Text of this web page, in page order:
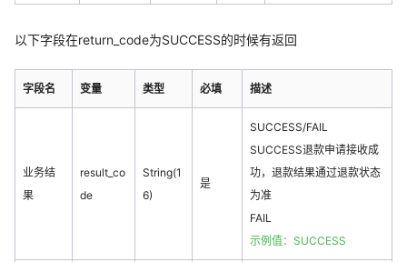
以下字段在return_code为SUCCESS的时候有返回
字段名 变量 类型 必填 描述
业务结
果
result_co
de
String(1
6)
是
SUCCESS/FAIL
SUCCESS退款申请接收成
功，退款结果通过退款状态
为准
FAIL
示例值：SUCCESS